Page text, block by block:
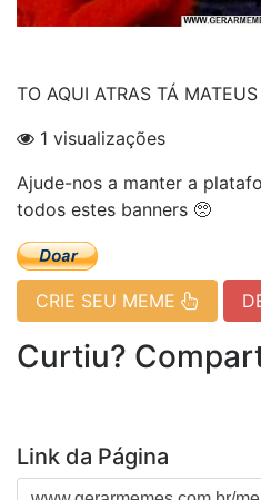
TO AQUI ATRAS TÁ MATEUS
1 visualizações
Ajude-nos a manter a
todos estes banners 🥺
CRIE SEU MEME
Curtiu?
Link da Página